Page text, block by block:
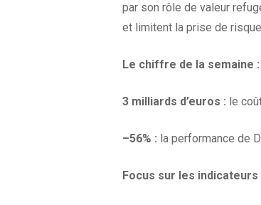
par son rôle de valeur
et limitent la prise de
Le chiffre de la semaine :
3 milliards d’euros : le
–56% : la performance de
Focus sur les indicateurs